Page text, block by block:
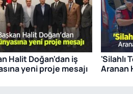
Halit Doğan'dan iş
yeni proje mesajı
'Silahlı
Aranan